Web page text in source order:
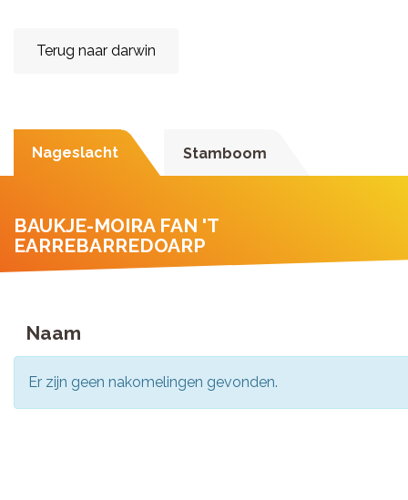
Terug naar darwin
Nageslacht Stamboom
BAUKJE-MOIRA FAN 'T
EARREBARREDOARP
Naam
Er zijn geen nakomelingen gevonden.